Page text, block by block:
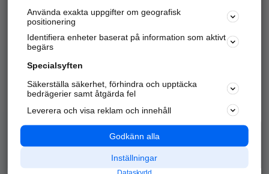
Kom igång och annonsera mot
samarbetspartners nära dig.
Alla kategorier
Populära sökningar
API & Kartor
Annonsera
Integritet
Nödnummer
Använda exakta uppgifter om geografisk
positionering
Identifiera enheter baserat på information som aktivt
begärs
Specialsyften
Säkerställa säkerhet, förhindra och upptäcka
bedrägerier samt åtgärda fel
Leverera och visa reklam och innehåll
Godkänn alla
Inställningar
Dataskydd